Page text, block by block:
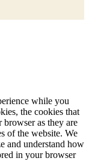
while you
the cookies that
browser as they are
of the website. We
and understand how
in your browser